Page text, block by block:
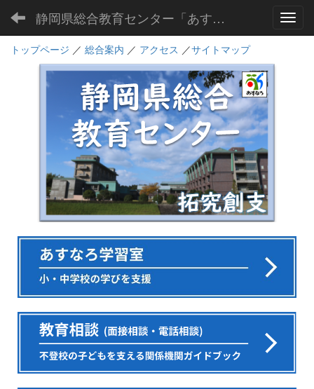
静岡県総合教育センター「あすなろ」
トップページ ／ 総合案内 ／ アクセス ／サイトマップ